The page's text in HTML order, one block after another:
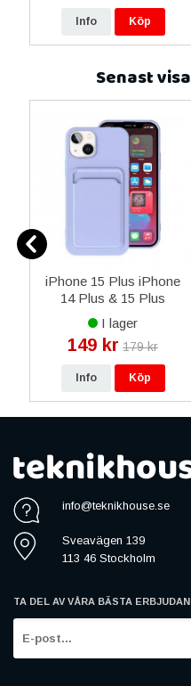
Info Köp
Senast
iPhone 15 Plus iPhone
14 Plus & 15 Plus
Silikonskal med
Korthållare - Lila
I lager
149 kr 179 kr
Info Köp
info@teknikhouse.se
Sveavägen 139
113 46 Stockholm
TA DEL AV VÅRA BÄSTA